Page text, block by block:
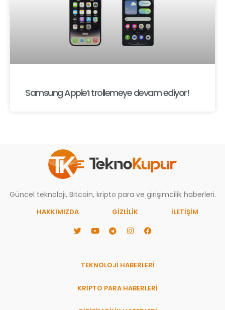
Samsung Apple’ı trollemeye devam ediyor!
Güncel teknoloji, Bitcoin, kripto para ve girişimcilik haberleri.
HAKKIMIZDA GIZLILIK İLETİŞİM
TEKNOLOJİ HABERLERİ
KRİPTO PARA HABERLERİ